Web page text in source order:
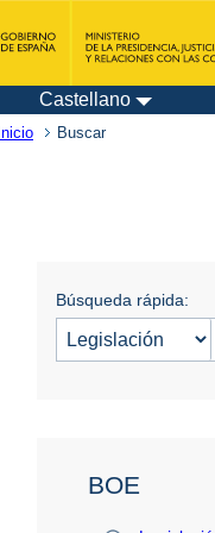
Castellano
Inicio Buscar
Búsqueda rápida:
BOE